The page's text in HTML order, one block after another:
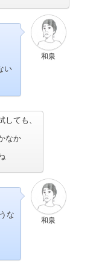
和泉
い
ても、
なか
和泉
な